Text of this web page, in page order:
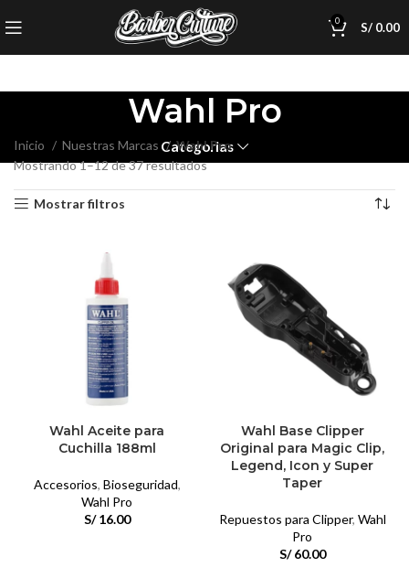
0 S/0.00
Wahl Pro
Categorias
Inicio Nuestras Marcas
Wahl Pro
Mostrando 1–12 de 37 resultados
Mostrar filtros
Wahl Aceite para
Cuchilla 188ml
Accesorios, Bioseguridad,
Wahl Pro
S/16.00
Wahl Base Clipper
Original para Magic Clip,
Legend, Icon y Super
Taper
Repuestos para Clipper, Wahl
Pro
S/60.00